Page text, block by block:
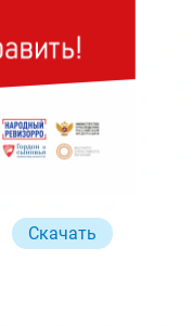
Скачать